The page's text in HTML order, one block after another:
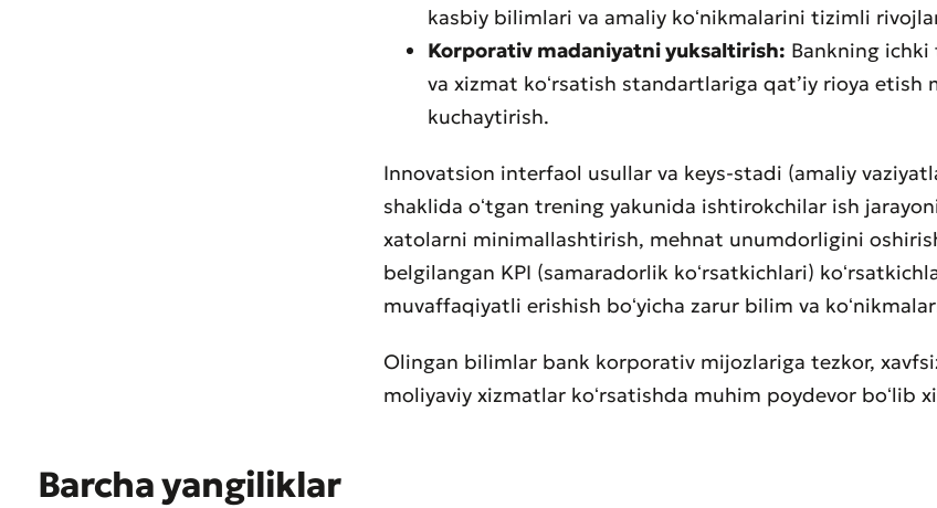
Yomon Aʼlo
kasbiy bilimlari va amaliy koʻnikmalarini tizimli
Korporativ madaniyatni yuksaltirish: Bankning
va xizmat koʻrsatish standartlariga qatʼiy rioya etish
kuchaytirish.
Innovatsion interfaol usullar va keys-stadi (amaliy
shaklida oʻtgan trening yakunida ishtirokchilar ish
xatolarni minimallashtirish, mehnat unumdorligini
belgilangan KPI (samaradorlik koʻrsatkichlari)
muvaffaqiyatli erishish boʻyicha zarur bilim va
Olingan bilimlar bank korporativ mijozlariga tezkor,
moliyaviy xizmatlar koʻrsatishda muhim poydevor boʻlib
Barcha yangiliklar